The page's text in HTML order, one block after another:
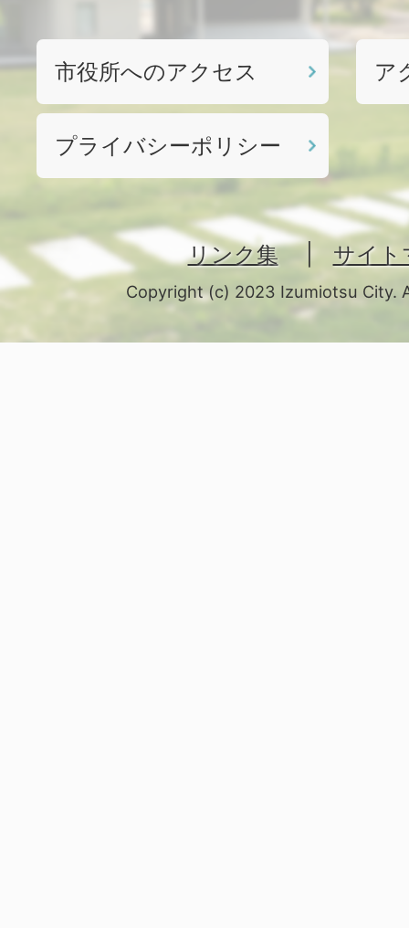
市役所へのアクセス ア
プライバシーポリシー
リンク集 サイト
Copyright (c) 2023 Izumiotsu City.